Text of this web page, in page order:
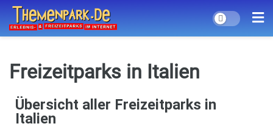
Freizeitparks in Italien
Übersicht aller Freizeitparks in
Italien